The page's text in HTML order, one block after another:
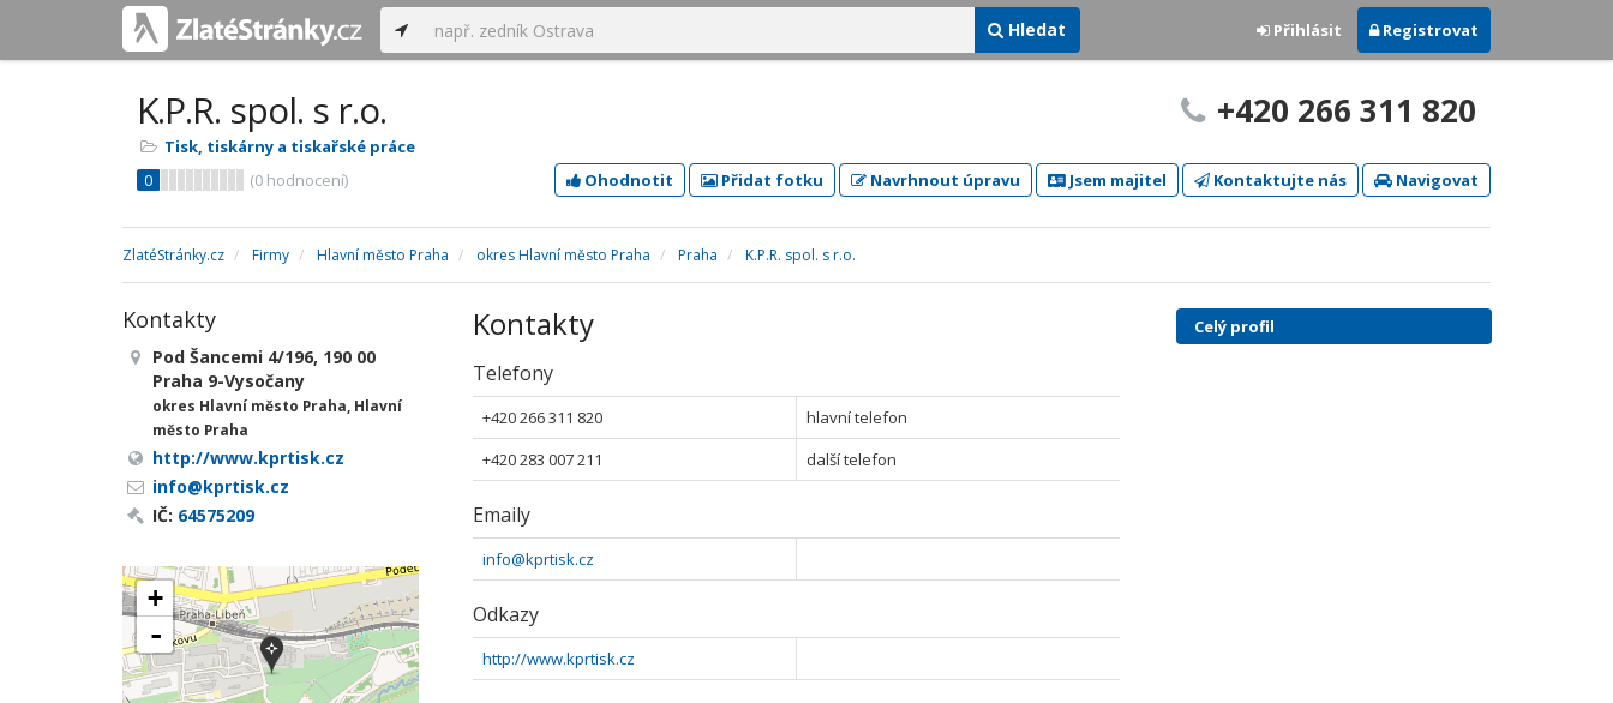
Hledat Přihlásit Registrovat
K.P.R. spol. s r.o.
Tisk, tiskárny a tiskařské práce
0
(0 hodnocení)
+420 266 311 820
Ohodnotit Přidat fotku Navrhnout úpravu Jsem majitel Kontaktujte nás Navigovat
ZlatéStránky.cz Firmy Hlavní město Praha okres Hlavní město Praha Praha K.P.R. spol. s r.o.
Kontakty
Telefony
+420 266 311 820
hlavní telefon
+420 283 007 211
další telefon
Emaily
info@kprtisk.cz
Odkazy
http://www.kprtisk.cz
Kontakty
Pod Šancemi 4/196, 190 00
Praha 9-Vysočany
okres Hlavní město Praha, Hlavní
město Praha
http://www.kprtisk.cz
info@kprtisk.cz
IČ: 64575209
+
-
Celý profil